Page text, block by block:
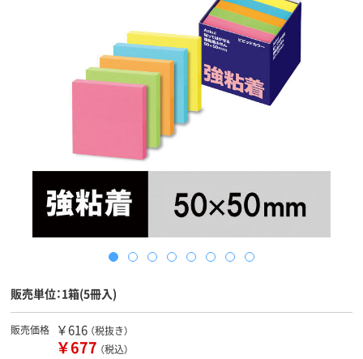
販売単位：1箱(5冊入)
販売価格 ￥616 （税抜き）
￥677 （税込）